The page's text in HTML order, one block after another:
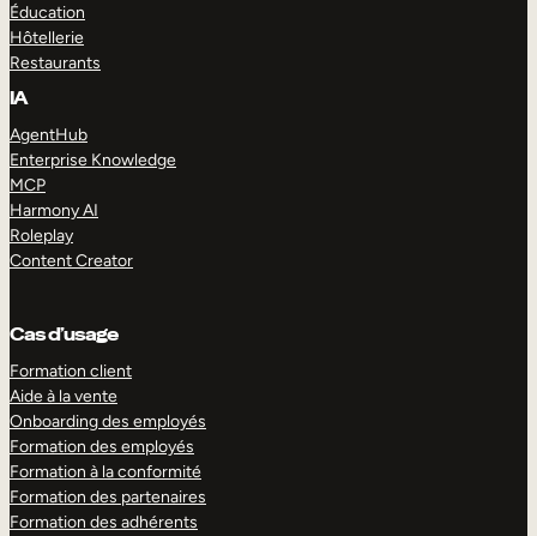
Éducation
Hôtellerie
Restaurants
IA
AgentHub
Enterprise Knowledge
MCP
Harmony AI
Roleplay
Content Creator
Cas d’usage
Formation client
Aide à la vente
Onboarding des employés
Formation des employés
Formation à la conformité
Formation des partenaires
Formation des adhérents